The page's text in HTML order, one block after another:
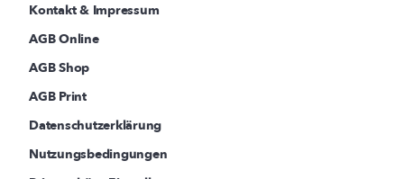
Kontakt & Impressum
AGB Online
AGB Shop
AGB Print
Datenschutzerklärung
Nutzungsbedingungen